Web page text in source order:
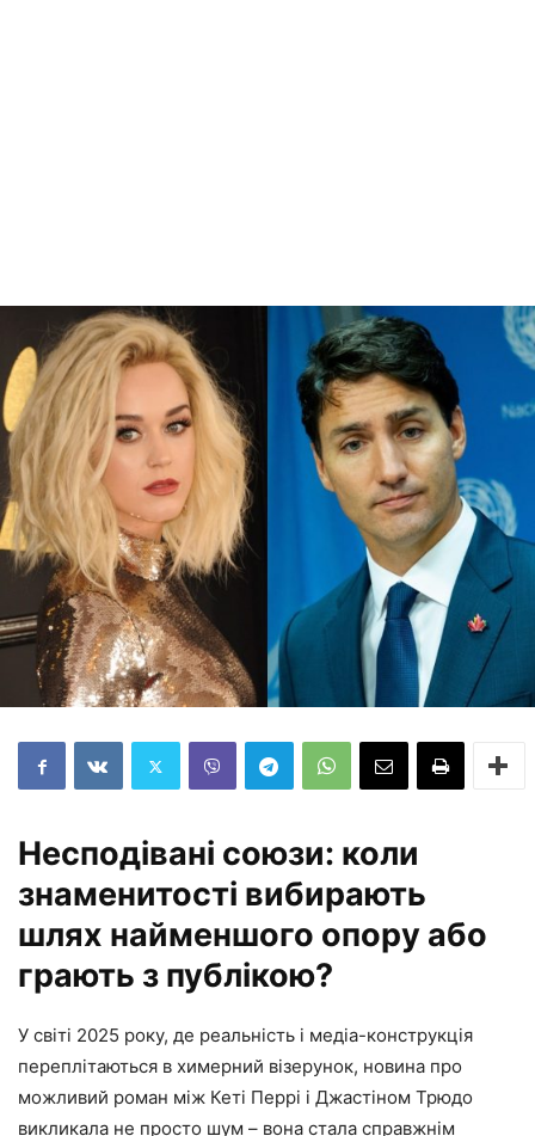
Несподівані союзи: коли
знаменитості вибирають
шлях найменшого опору або
грають з публікою?
У світі 2025 року, де реальність і медіа-конструкція
переплітаються в химерний візерунок, новина про
можливий роман між Кеті Перрі і Джастіном Трюдо
викликала не просто шум – вона стала справжнім